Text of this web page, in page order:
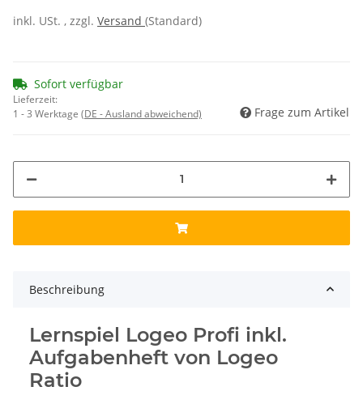
inkl. USt. , zzgl. Versand (Standard)
Sofort verfügbar
Lieferzeit:
1 - 3 Werktage (DE - Ausland abweichend) Frage zum Artikel
Beschreibung
Lernspiel Logeo Profi inkl.
Aufgabenheft von Logeo
Ratio